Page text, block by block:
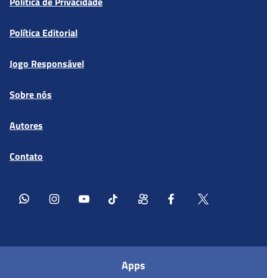
Política Editorial
Jogo Responsável
Sobre nós
Autores
Contato
Apps